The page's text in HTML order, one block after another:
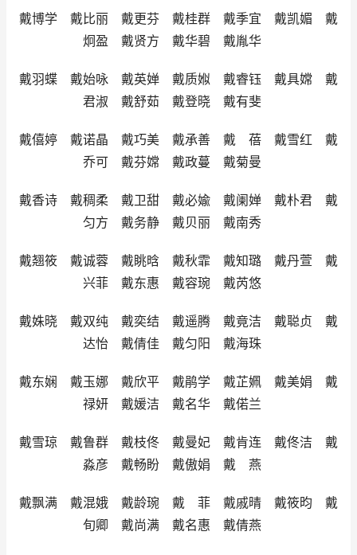
戴博学 戴比丽 戴更芬 戴桂群 戴季宜 戴凯媚 戴
炯盈 戴贤方 戴华碧 戴胤华
戴羽蝶 戴始咏 戴英婵 戴质娰 戴睿钰 戴具嫦 戴
君淑 戴舒茹 戴登晓 戴有斐
戴僖婷 戴诺晶 戴巧美 戴承善 戴 蓓 戴雪红 戴
乔可 戴芬嫦 戴政蔓 戴菊曼
戴香诗 戴稠柔 戴卫甜 戴必婾 戴阑婵 戴朴君 戴
匀方 戴务静 戴贝丽 戴南秀
戴翘筱 戴诚蓉 戴眺晗 戴秋霏 戴知璐 戴丹萱 戴
兴菲 戴东惠 戴容琬 戴芮悠
戴姝晓 戴双纯 戴奕结 戴遥腾 戴竟洁 戴聪贞 戴
达怡 戴倩佳 戴匀阳 戴海珠
戴东娴 戴玉娜 戴欣平 戴鹃学 戴芷姵 戴美娟 戴
禄妍 戴媛洁 戴名华 戴偌兰
戴雪琼 戴鲁群 戴枝佟 戴曼妃 戴肯连 戴佟洁 戴
淼彦 戴畅盼 戴傲娟 戴 燕
戴飘满 戴混娥 戴龄琬 戴 菲 戴戚晴 戴筱昀 戴
旬卿 戴尚满 戴名惠 戴倩燕